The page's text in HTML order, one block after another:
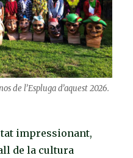
de l’Espluga d’aquest 2026.
impressionant,
de la cultura